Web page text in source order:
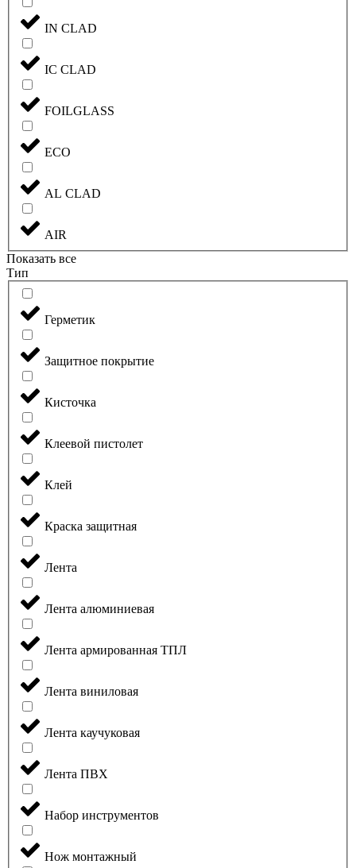
IN CLAD
IC CLAD
FOILGLASS
ECO
AL CLAD
AIR
Показать все
Тип
Герметик
Защитное покрытие
Кисточка
Клеевой пистолет
Клей
Краска защитная
Лента
Лента алюминиевая
Лента армированная ТПЛ
Лента виниловая
Лента каучуковая
Лента ПВХ
Набор инструментов
Нож монтажный